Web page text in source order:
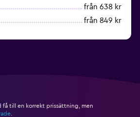
från 638 kr
från 849 kr
få till en korrekt prissättning, men